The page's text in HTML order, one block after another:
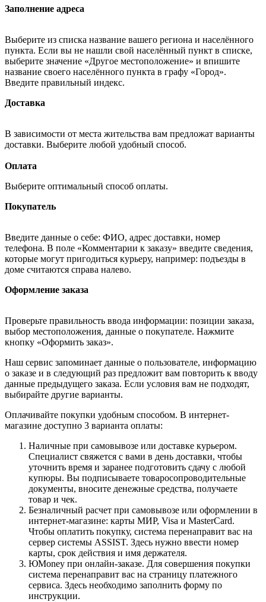
Заполнение адреса
Выберите из списка название вашего региона и населённого
пункта. Если вы не нашли свой населённый пункт в списке,
выберите значение «Другое местоположение» и впишите
название своего населённого пункта в графу «Город».
Введите правильный индекс.
Доставка
В зависимости от места жительства вам предложат варианты
доставки. Выберите любой удобный способ.
Оплата
Выберите оптимальный способ оплаты.
Покупатель
Введите данные о себе: ФИО, адрес доставки, номер
телефона. В поле «Комментарии к заказу» введите сведения,
которые могут пригодиться курьеру, например: подъезды в
доме считаются справа налево.
Оформление заказа
Проверьте правильность ввода информации: позиции заказа,
выбор местоположения, данные о покупателе. Нажмите
кнопку «Оформить заказ».
Наш сервис запоминает данные о пользователе, информацию
о заказе и в следующий раз предложит вам повторить к вводу
данные предыдущего заказа. Если условия вам не подходят,
выбирайте другие варианты.
Оплачивайте покупки удобным способом. В интернет-
магазине доступно 3 варианта оплаты:
Наличные при самовывозе или доставке курьером.
Специалист свяжется с вами в день доставки, чтобы
уточнить время и заранее подготовить сдачу с любой
купюры. Вы подписываете товаросопроводительные
документы, вносите денежные средства, получаете
товар и чек.
Безналичный расчет при самовывозе или оформлении в
интернет-магазине: карты МИР, Visa и MasterCard.
Чтобы оплатить покупку, система перенаправит вас на
сервер системы ASSIST. Здесь нужно ввести номер
карты, срок действия и имя держателя.
ЮMoney при онлайн-заказе. Для совершения покупки
система перенаправит вас на страницу платежного
сервиса. Здесь необходимо заполнить форму по
инструкции.